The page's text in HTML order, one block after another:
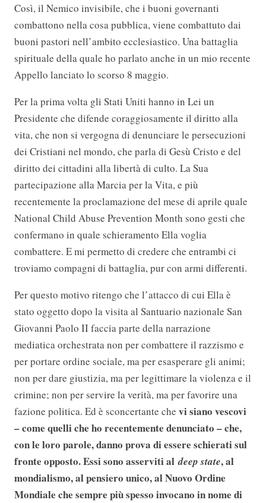
Così, il Nemico invisibile, che i buoni governanti
combattono nella cosa pubblica, viene combattuto dai
buoni pastori nell’ambito ecclesiastico. Una battaglia
spirituale della quale ho parlato anche in un mio recente
Appello lanciato lo scorso 8 maggio.
Per la prima volta gli Stati Uniti hanno in Lei un
Presidente che difende coraggiosamente il diritto alla
vita, che non si vergogna di denunciare le persecuzioni
dei Cristiani nel mondo, che parla di Gesù Cristo e del
diritto dei cittadini alla libertà di culto. La Sua
partecipazione alla Marcia per la Vita, e più
recentemente la proclamazione del mese di aprile quale
National Child Abuse Prevention Month sono gesti che
confermano in quale schieramento Ella voglia
combattere. E mi permetto di credere che entrambi ci
troviamo compagni di battaglia, pur con armi differenti.
Per questo motivo ritengo che l’attacco di cui Ella è
stato oggetto dopo la visita al Santuario nazionale San
Giovanni Paolo II faccia parte della narrazione
mediatica orchestrata non per combattere il razzismo e
per portare ordine sociale, ma per esasperare gli animi;
non per dare giustizia, ma per legittimare la violenza e il
crimine; non per servire la verità, ma per favorire una
fazione politica. Ed è sconcertante che vi siano vescovi
– come quelli che ho recentemente denunciato – che,
con le loro parole, danno prova di essere schierati sul
fronte opposto. Essi sono asserviti aldeep state, al
mondialismo, al pensiero unico, al Nuovo Ordine
Mondiale che sempre più spesso invocano in nome di